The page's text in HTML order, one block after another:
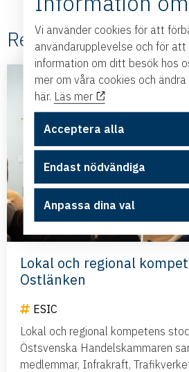
Relaterade #ESIC
Lokal och regional
Ostlänken
ESIC
Lokal och regional kompetens
Östsvenska Handelskammaren
medlemmar, Infrakraft,
Vi använder cookies för att
användarupplevelse och för att
information om ditt besök hos
mer om våra cookies och
här. Läs mer
Acceptera alla
Endast nödvändiga
Anpassa dina val